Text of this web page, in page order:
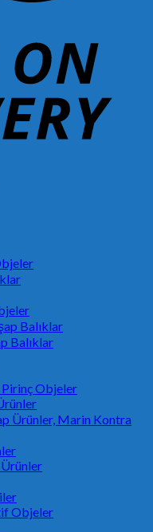
Balıklar
Balıklar
Objeler
Ürünler, Marin Kontra
Objeler